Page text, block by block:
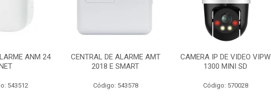
ANM 24
543512
CENTRAL DE ALARME AMT
2018 E SMART
Código: 543578
CAMERA IP DE VIDEO VIPW
1300 MINI SD
Código: 570028